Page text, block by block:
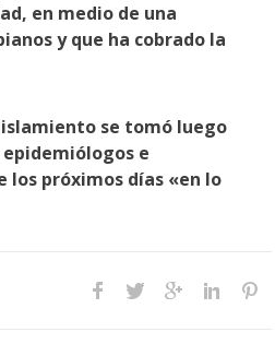
en medio de una
y que ha cobrado la
se tomó luego
e
próximos días «en lo